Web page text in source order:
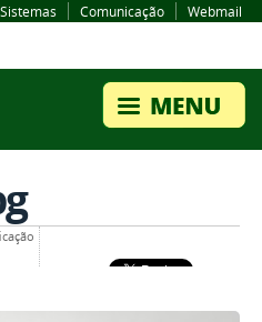
Sistemas
Comunicação Webmail